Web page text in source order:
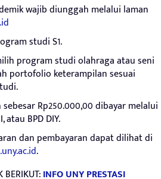
wajib diunggah melalui laman
studi S1.
program studi olahraga atau seni
portofolio keterampilan sesuai
Rp250.000,00 dibayar melalui
atau BPD DIY.
dan pembayaran dapat dilihat di
.
BERIKUT:INFO UNY PRESTASI